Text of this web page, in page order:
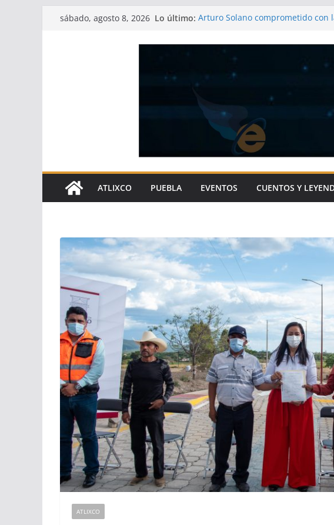
Saltarsábado, agosto 8, 2026 Lo último: Arturo Solano comprometido con
Pavel Gaspar refrenda su
pueblos indígenas
Centro Vacacional de Metepec-
gastronómica del chile en nogada
Gobierno de Atlixco impulsa el
gracias a las obras con sentido
ATLIXCO PUEBLA EVENTOS CUENTOS Y
ATLIXCO